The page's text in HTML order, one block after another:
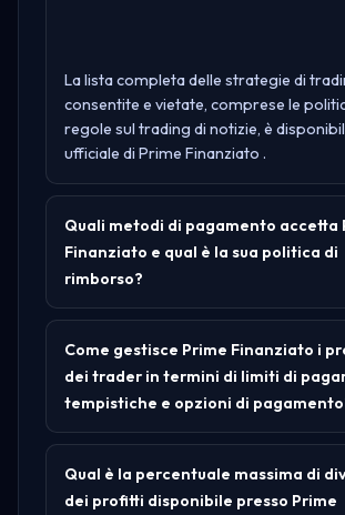
La lista completa delle strategie di
consentite e vietate, comprese le
regole sul trading di notizie, è
ufficiale di Prime Finanziato .
Quali metodi di pagamento accetta
Finanziato e qual è la sua politica di
rimborso?
Come gestisce Prime Finanziato i
dei trader in termini di limiti di
tempistiche e opzioni di
Qual è la percentuale massima di
dei profitti disponibile presso Prime